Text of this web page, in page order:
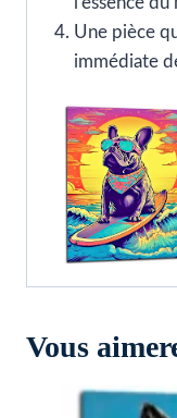
Une pièce
immédiate
Vous